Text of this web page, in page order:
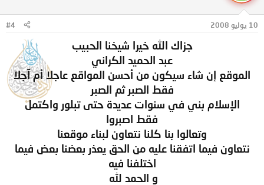
10 يوليو 2008 #4
جزاك الله خيرا شيخنا الحبيب
عبد الحميد الكراني
الموقع إن شاء سيكون من أحسن المواقع عاجلا أم آجلا
فقط الصبر ثم الصبر
الإسلام بني في سنوات عديدة حتى تبلور واكتمل
فقط اصبروا
وتعالوا بنا كلنا نتعاون لبناء موقعنا
نتعاون فيما اتفقنا عليه من الحق يعذر بعضنا بعض فيما
اختلفنا فيه
و الحمد لله